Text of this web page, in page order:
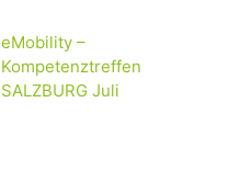
eMobility –
Kompetenztreffen
SALZBURG Juli